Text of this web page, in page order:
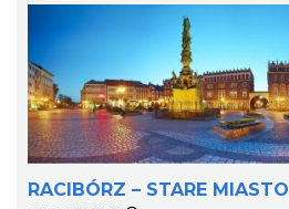
RACIBÓRZ – STARE MIASTO